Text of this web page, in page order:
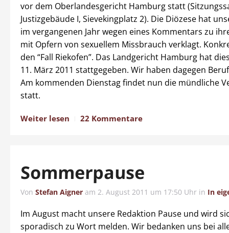
vor dem Oberlandesgericht Hamburg statt
Justizgebäude I, Sievekingplatz 2). Die Diözese hat
im vergangenen Jahr wegen eines Kommentars zu
mit Opfern von sexuellem Missbrauch verklagt.
den “Fall Riekofen”. Das Landgericht Hamburg hat
11. März 2011 stattgegeben. Wir haben dagegen
Am kommenden Dienstag findet nun die mündliche
statt.
Weiter lesen 22 Kommentare
Sommerpause
Von Stefan Aigner am 2. August 2011 um 17:50 Uhr in In
Im August macht unsere Redaktion Pause und wird
sporadisch zu Wort melden. Wir bedanken uns bei